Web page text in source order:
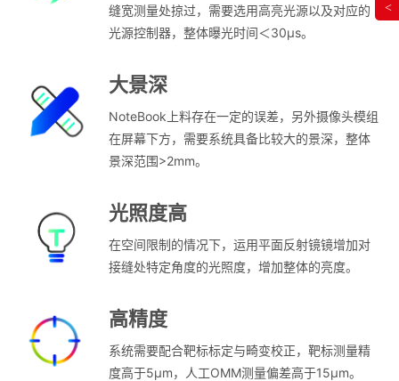
缝宽测量处掠过，需要选用高亮光源以及对应的
光源控制器，整体曝光时间＜30μs。
大景深
NoteBook上料存在一定的误差，另外摄像头模组
在屏幕下方，需要系统具备比较大的景深，整体
景深范围>2mm。
光照度高
在空间限制的情况下，运用平面反射镜镜增加对
接缝处特定角度的光照度，增加整体的亮度。
高精度
系统需要配合靶标标定与畸变校正，靶标测量精
度高于5μm，人工OMM测量偏差高于15μm。
<